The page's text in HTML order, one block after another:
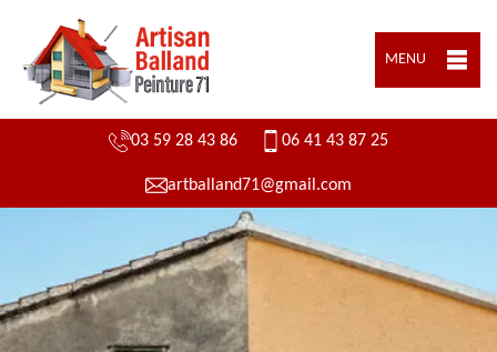
MENU
03 59 28 43 86 06 41 43 87 25
artballand71@gmail.com